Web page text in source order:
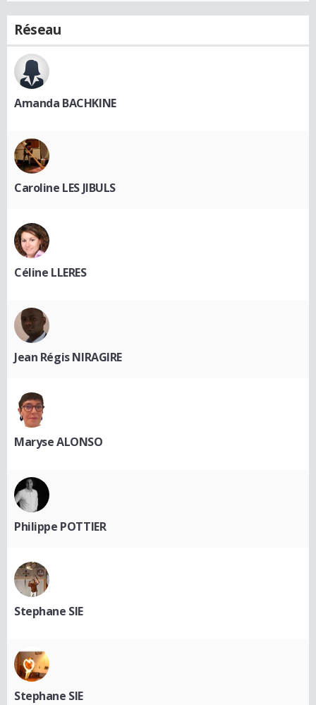
Réseau
Amanda BACHKINE
Caroline LES JIBULS
Céline LLERES
Jean Régis NIRAGIRE
Maryse ALONSO
Philippe POTTIER
Stephane SIE
Stephane SIE